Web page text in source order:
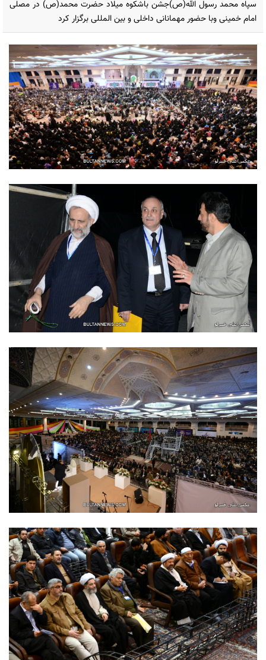
سپاه محمد رسول الله(ص)جشن باشکوه میلاد حضرت محمد(ص) در مصلی
امام خمینی وبا حضور مهمانانی داخلی و بین المللی برگزار کرد